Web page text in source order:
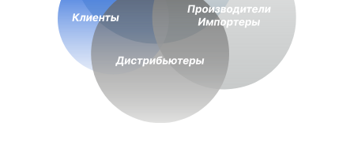
Решаемые задачи
Контроль проникновения продукции
Контроль дистрибуции и соблюдения